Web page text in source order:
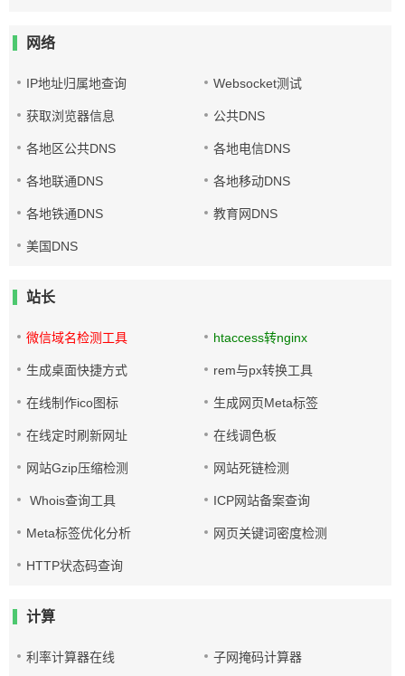
网络
IP地址归属地查询 Websocket测试
获取浏览器信息 公共DNS
各地区公共DNS 各地电信DNS
各地联通DNS 各地移动DNS
各地铁通DNS 教育网DNS
美国DNS
站长
微信域名检测工具 htaccess转nginx
生成桌面快捷方式 rem与px转换工具
在线制作ico图标 生成网页Meta标签
在线定时刷新网址 在线调色板
网站Gzip压缩检测 网站死链检测
Whois查询工具 ICP网站备案查询
Meta标签优化分析 网页关键词密度检测
HTTP状态码查询
计算
利率计算器在线 子网掩码计算器